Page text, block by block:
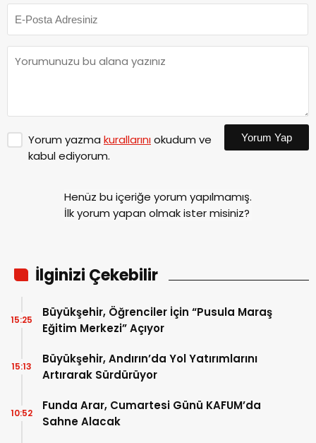
Yorum yazma kurallarınıokudum ve
kabul ediyorum.
Yorum Yap
Henüz bu içeriğe yorum yapılmamış.
İlk yorum yapan olmak ister misiniz?
İlginizi Çekebilir
Büyükşehir, Öğrenciler İçin “Pusula Maraş
Eğitim Merkezi” Açıyor
15:25
Büyükşehir, Andırın’da Yol Yatırımlarını
Artırarak Sürdürüyor
15:13
Funda Arar, Cumartesi Günü KAFUM’da
Sahne Alacak
10:52